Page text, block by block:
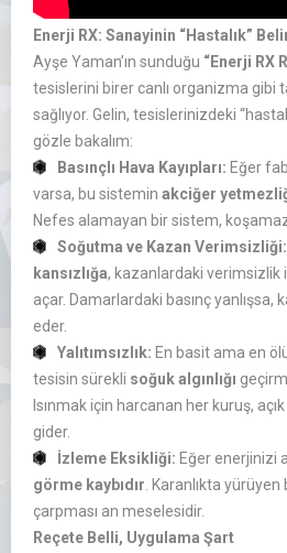
Enerji RX: Sanayinin “Hastalık”
Ayşe Yaman’ın sunduğu “Enerji RX
tesislerini birer canlı organizma gibi
sağlıyor. Gelin, tesislerinizdeki
gözle bakalım:
Basınçlı Hava Kayıpları: Eğer
varsa, bu sistemin akciğer
Nefes alamayan bir sistem,
Soğutma ve Kazan Verimsizliği:
kansızlığa, kazanlardaki verimsizlik
açar. Damarlardaki basınç
eder.
Yalıtımsızlık: En basit ama en
tesisin sürekli soğuk algınlığı
Isınmak için harcanan her kuruş,
gider.
İzleme Eksikliği: Eğer enerjinizi
görme kaybıdır . Karanlıkta
çarpması an meselesidir.
Reçete Belli, Uygulama Şart